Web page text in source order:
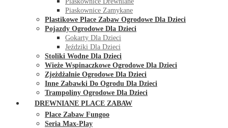
Piaskownice Zamykane
Plastikowe Place Zabaw Ogrodowe Dla Dzieci
Pojazdy Ogrodowe Dla Dzieci
Gokarty Dla Dzieci
Jeździki Dla Dzieci
Stoliki Wodne Dla Dzieci
Wieże Wspinaczkowe Ogrodowe Dla Dzieci
Zjeżdżalnie Ogrodowe Dla Dzieci
Inne Zabawki Do Ogrodu Dla Dzieci
Trampoliny Ogrodowe Dla Dzieci
DREWNIANE PLACE ZABAW
Place Zabaw Fungoo
Seria Max-Play